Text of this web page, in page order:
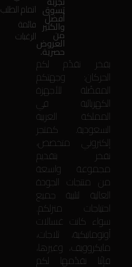
تسوق
أفضل
والكثير
من
العروض
حصرية.
بفخر نقدّم لكم
الحركان: وجهتكم
المفضّلة للأجهزة
الكهربائية في
المملكة العربية
السعودية. كمتجر
إلكتروني متخصص،
نفخر بتقديم
مجموعة واسعة
من منتجات الجودة
العالية لتلبية جميع
احتياجات منزلكم.
سواء كانت غسالات
أوتوماتيكية، ثلاجات،
مايكروويف، وغيرها،
فإنّنا نقدّمها لكم
اتمام الطلب
قائمة
الرغبات